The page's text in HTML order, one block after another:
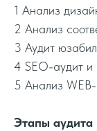
1 Анализ
2 Анализ
3 Аудит
4 SEO-аудит и
5 Анализ
Этапы аудита